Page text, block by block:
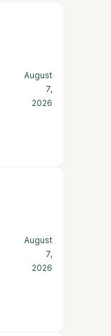
August
7,
2026
August
7,
2026